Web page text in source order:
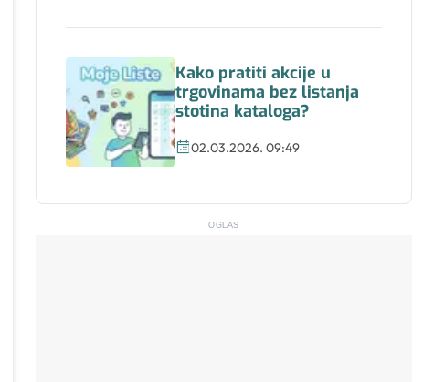
Kako pratiti akcije u
trgovinama bez listanja
stotina kataloga?
02.03.2026. 09:49
OGLAS